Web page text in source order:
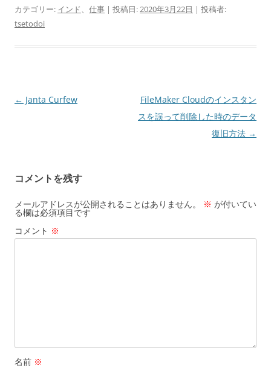
カテゴリー: インド、 仕事 | 投稿日:2020年3月22日 | 投稿者:
tsetodoi
投
ー
シ
ョ
ン
← Janta Curfew
FileMaker Cloudのインスタン
スを誤って削除した時のデータ
復旧方法 →
コメントを残す
メールアドレスが公開されることはありません。 ※ が付いてい
る欄は必須項目です
コメント ※
名前 ※